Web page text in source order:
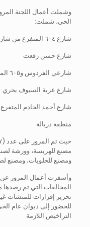
وشملت أعمال اللجنة
الحي، شملت:
شارع ٦٠٤ المتفرع من شارع سيف
شارع حسن رفعت
شارعي الفردوس و٦٠٥ المتفرعين من شارع حسن رفعت
شارع عزبة السيوف بحري
شارع أحمد الخادم
منطقة دربالة
مصنع للهريسة، وورشة
ومصنع للحلويات، ومصنع
وأسفرت أعمال المرور عن
المخالفات التي تم رصدها
تحرير إقرارات للمنشآت
للحضور إلى ديوان عام
التراخيص اللازمة